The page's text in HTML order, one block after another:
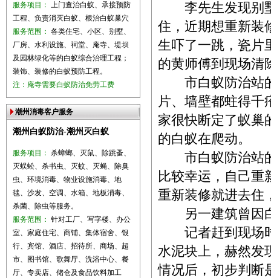
服务项目： 上门查治白蚁、承接预防
工程、负责消灭白蚁、根治白蚁巢穴
服务范围： 各类住宅、小区、别墅、
厂房、水利设施、祠堂、庵寺、堤坝
及园林绿化等的白蚁综合治理工程；
装饰、装修的白蚁预防工程。
注：庵寺需要白蚁防治免劳工费
潮州消毒客户服务
潮州白蚁防治-潮州灭白蚁
服务项目： 杀蟑螂、灭鼠、除跳蚤、
灭蜈蚣、杀书虫、灭蚊、灭蝇、除臭
虫、环境消毒、物业设施消毒、地
毯、沙发、空调、水箱、地板消毒、
杀菌、除虫等服务。
服务范围： 针对工厂、写字楼、办公
室、家庭住宅、商铺、集体宿舍、银
行、宾馆、酒店、招待所、商场、超
市、图书馆、歌舞厅、洗浴中心、餐
厅、专卖店、储仓及食品饮料加工
李先生发现别墅
住，近期想重新装
生吓了一跳，瓷片
的黄师傅到现场清
市白蚁防治站的
片、墙壁都蛀得千
家很快断定了蚁巢
的白蚁在爬动。
市白蚁防治站的
比较幸运，自己重
重新装修就进去住
另一建筑曾因
记者赶到现场时
水泥块上，赫然发
情况后，初步判断